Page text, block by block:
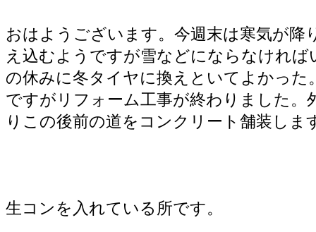
おはようございます。今週末は寒気が降
え込むようですが雪などにならなければ
の休みに冬タイヤに換えといてよかった
ですがリフォーム工事が終わりました。
りこの後前の道をコンクリート舗装しま
生コンを入れている所です。